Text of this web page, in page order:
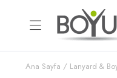
Ana Sayfa Lanyard &